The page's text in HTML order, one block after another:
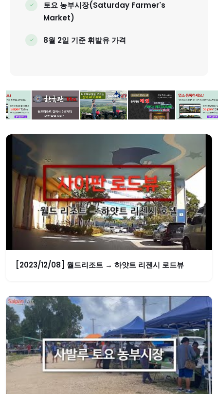
토요 농부시장(Saturday Farmer's
Market)
8월 2일 기준 휘발유 가격
[2023/12/08] 월드리조트 → 하얏트 리젠시 로드뷰